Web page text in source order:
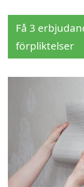
Få 3
förpliktelser